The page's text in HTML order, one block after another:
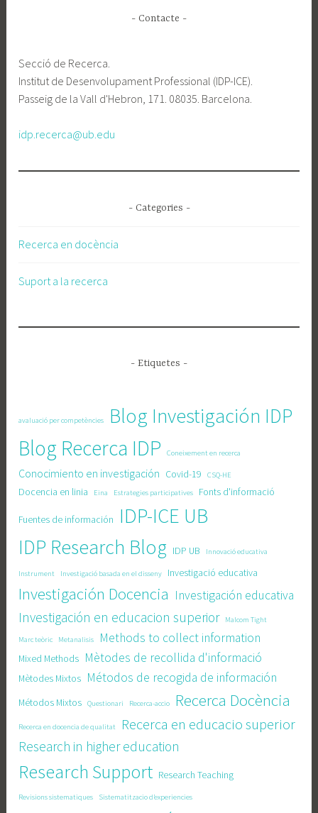
- Contacte -
Secció de Recerca.
Institut de Desenvolupament Professional (IDP-ICE).
Passeig de la Vall d'Hebron, 171. 08035. Barcelona.
idp.recerca@ub.edu
- Categories -
Recerca en docència
Suport a la recerca
- Etiquetes -
avaluació per competències Blog Investigación IDP
Blog Recerca IDP Coneixement en recerca
Conocimiento en investigación Covid-19 CSQ-HE
Docencia en linia Eina Estrategies participatives Fonts d'informació
Fuentes de información IDP-ICE UB
IDP Research Blog IDP UB Innovació educativa
Instrument Investigació basada en el disseny Investigació educativa
Investigación Docencia Investigación educativa
Investigación en educacion superior Malcom Tight
Marc teòric Metanalisis Methods to collect information
Mixed Methods Mètodes de recollida d'informació
Mètodes Mixtos Métodos de recogida de información
Métodos Mixtos Questionari Recerca-accio Recerca Docència
Recerca en docencia de qualitat Recerca en educacio superior
Research in higher education
Research Support Research Teaching
Revisions sistematiques Sistematitzacio d’experiencies